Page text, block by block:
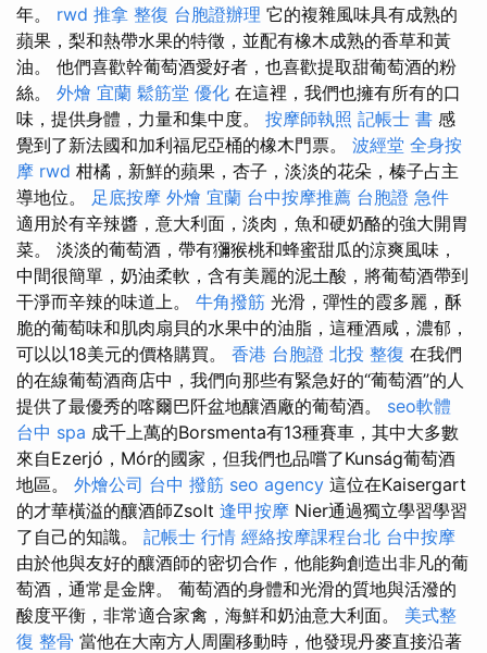
年。 rwd 推拿 整復 台胞證辦理 它的複雜風味具有成熟的
蘋果，梨和熱帶水果的特徵，並配有橡木成熟的香草和黃
油。 他們喜歡幹葡萄酒愛好者，也喜歡提取甜葡萄酒的粉
絲。 外燴 宜蘭 鬆筋堂 優化 在這裡，我們也擁有所有的口
味，提供身體，力量和集中度。 按摩師執照 記帳士 書 感
覺到了新法國和加利福尼亞桶的橡木門票。 波經堂 全身按
摩 rwd 柑橘，新鮮的蘋果，杏子，淡淡的花朵，榛子占主
導地位。 足底按摩 外燴 宜蘭 台中按摩推薦 台胞證 急件
適用於有辛辣醬，意大利面，淡肉，魚和硬奶酪的強大開胃
菜。 淡淡的葡萄酒，帶有獼猴桃和蜂蜜甜瓜的涼爽風味，
中間很簡單，奶油柔軟，含有美麗的泥土酸，將葡萄酒帶到
干淨而辛辣的味道上。 牛角撥筋 光滑，彈性的霞多麗，酥
脆的葡萄味和肌肉扇貝的水果中的油脂，這種酒咸，濃郁，
可以以18美元的價格購買。 香港 台胞證 北投 整復 在我們
的在線葡萄酒商店中，我們向那些有緊急好的“葡萄酒”的人
提供了最優秀的喀爾巴阡盆地釀酒廠的葡萄酒。 seo軟體
台中 spa 成千上萬的Borsmenta有13種賽車，其中大多數
來自Ezerjó，Mór的國家，但我們也品嚐了Kunság葡萄酒
地區。 外燴公司 台中 撥筋 seo agency 這位在Kaisergart
的才華橫溢的釀酒師Zsolt 逢甲按摩 Nier通過獨立學習學習
了自己的知識。 記帳士 行情 經絡按摩課程台北 台中按摩
由於他與友好的釀酒師的密切合作，他能夠創造出非凡的葡
萄酒，通常是金牌。 葡萄酒的身體和光滑的質地與活潑的
酸度平衡，非常適合家禽，海鮮和奶油意大利面。 美式整
復 整骨 當他在大南方人周圍移動時，他發現丹麥直接沿著